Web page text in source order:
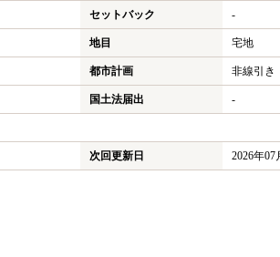
セットバック -
地目 宅地
都市計画 非線引き
国土法届出 -
次回更新日
2026年07